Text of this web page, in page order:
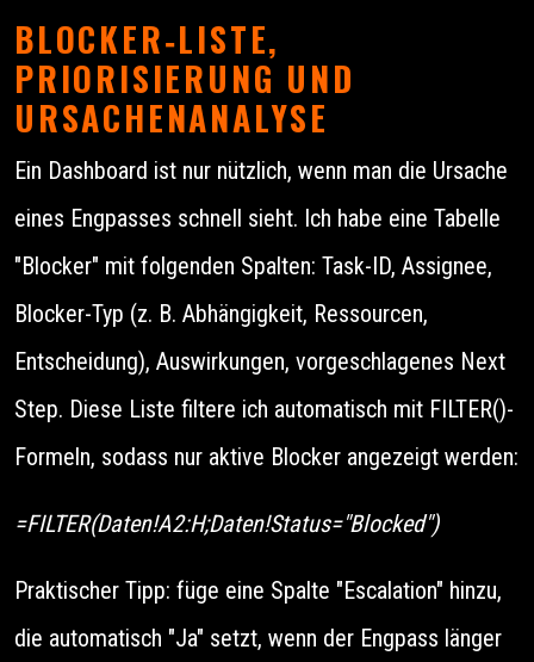
BLOCKER‑LISTE,
PRIORISIERUNG UND
URSACHENANALYSE
Ein Dashboard ist nur nützlich, wenn man die Ursache
eines Engpasses schnell sieht. Ich habe eine Tabelle
"Blocker" mit folgenden Spalten: Task-ID, Assignee,
Blocker-Typ (z. B. Abhängigkeit, Ressourcen,
Entscheidung), Auswirkungen, vorgeschlagenes Next
Step. Diese Liste filtere ich automatisch mit FILTER()-
Formeln, sodass nur aktive Blocker angezeigt werden:
=FILTER(Daten!A2:H;Daten!Status="Blocked")
Praktischer Tipp: füge eine Spalte "Escalation" hinzu,
die automatisch "Ja" setzt, wenn der Engpass länger